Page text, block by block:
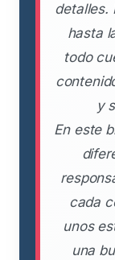
detalles.
hasta
todo
y
En este
cada
unos
una